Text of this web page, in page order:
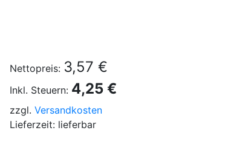
Nettopreis: 3,57 €
Inkl. Steuern: 4,25 €
zzgl. Versandkosten
Lieferzeit: lieferbar